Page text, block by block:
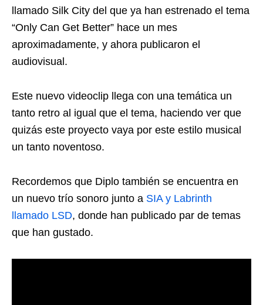
llamado Silk City del que ya han estrenado el tema
“Only Can Get Better” hace un mes
aproximadamente, y ahora publicaron el
audiovisual.
Este nuevo videoclip llega con una temática un
tanto retro al igual que el tema, haciendo ver que
quizás este proyecto vaya por este estilo musical
un tanto noventoso.
Recordemos que Diplo también se encuentra en
un nuevo trío sonoro junto a SIA y Labrinth
llamado LSD, donde han publicado par de temas
que han gustado.